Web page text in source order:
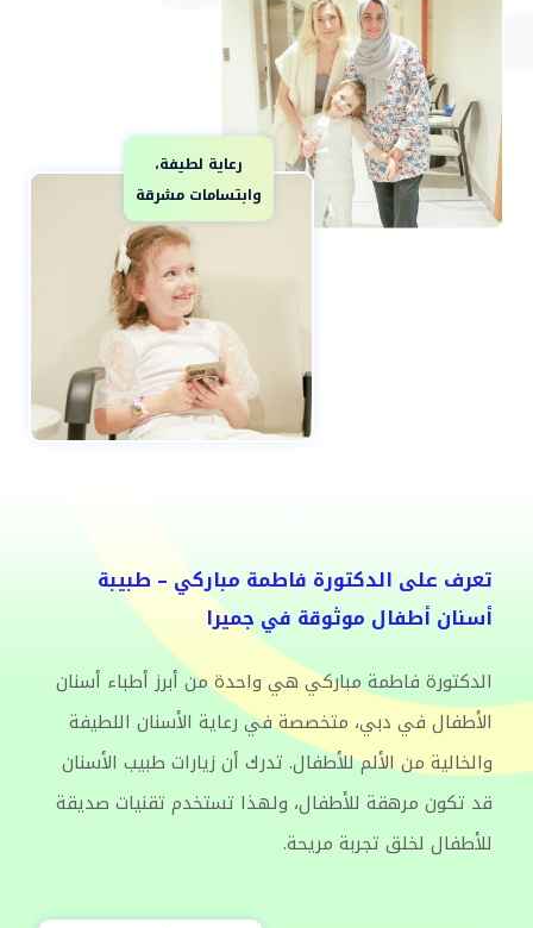
رعاية لطيفة،
وابتسامات مشرقة
تعرف على الدكتورة فاطمة مباركي – طبيبة
أسنان أطفال موثوقة في جميرا
الدكتورة فاطمة مباركي هي واحدة من أبرز أطباء أسنان
الأطفال في دبي، متخصصة في رعاية الأسنان اللطيفة
والخالية من الألم للأطفال. تدرك أن زيارات طبيب الأسنان
قد تكون مرهقة للأطفال، ولهذا تستخدم تقنيات صديقة
للأطفال لخلق تجربة مريحة.